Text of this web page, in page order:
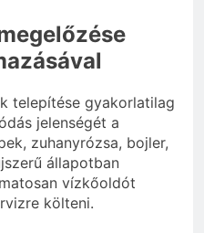
telepítése gyakorlatilag
jelenségét a
zuhanyrózsa, bojler,
állapotban
vízkőoldót
költeni.